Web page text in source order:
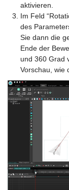
aktivieren.
Im Feld
des
Sie dann die
Ende der
und 360 Grad
Vorschau, wie